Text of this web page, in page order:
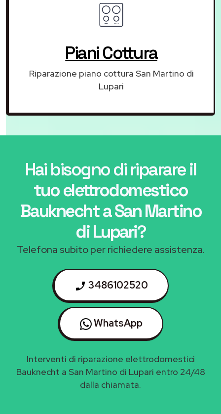
Piani Cottura
Riparazione piano cottura San Martino di
Lupari
Hai bisogno di riparareil
tuo elettrodomestico
Bauknecht a San Martino
di Lupari?
Telefona subito per richiedere assistenza.
3486102520
WhatsApp
Interventi di riparazione elettrodomestici
Bauknecht a San Martino di Lupari entro 24/48
dalla chiamata.